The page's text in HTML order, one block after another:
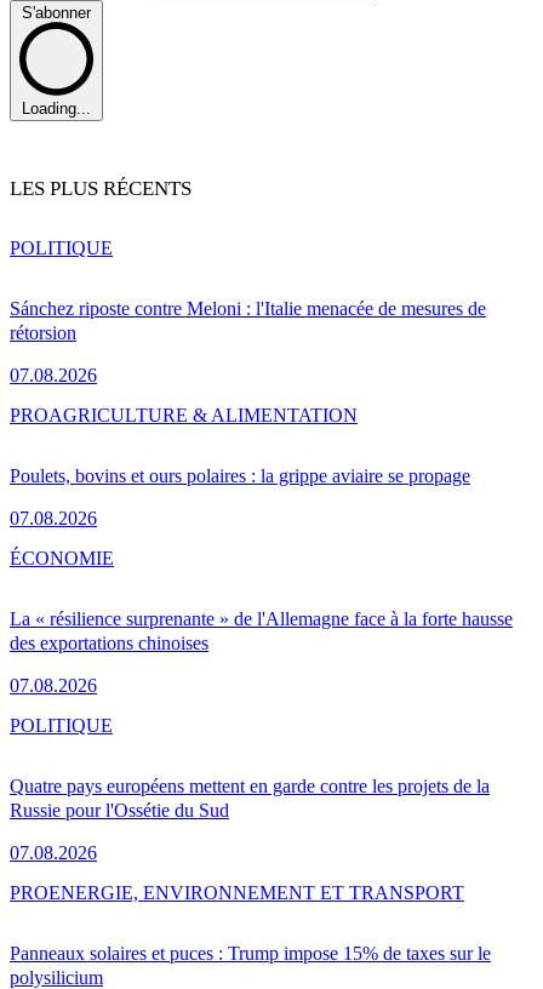
S'abonner
Loading...
LES PLUS RÉCENTS
Sánchez riposte contre Meloni : l'Italie menacée de mesures de
rétorsion
07.08.2026
POLITIQUE
Poulets, bovins et ours polaires : la grippe aviaire se propage
07.08.2026
PROAGRICULTURE & ALIMENTATION
La « résilience surprenante » de l'Allemagne face à la forte hausse
des exportations chinoises
07.08.2026
ÉCONOMIE
Quatre pays européens mettent en garde contre les projets de la
Russie pour l'Ossétie du Sud
07.08.2026
POLITIQUE
Panneaux solaires et puces : Trump impose 15% de taxes sur le
polysilicium
PROENERGIE, ENVIRONNEMENT ET TRANSPORT